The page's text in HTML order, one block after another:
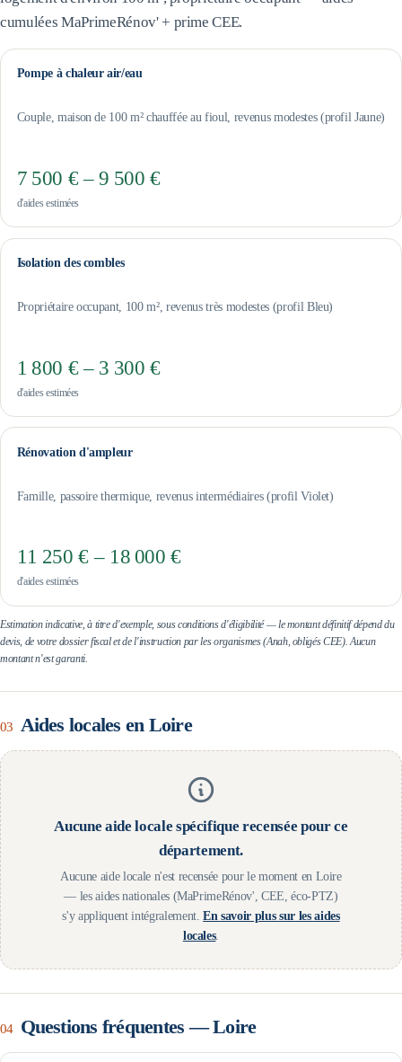
cumulées MaPrimeRénov' + prime CEE.
Pompe à chaleur air/eau
Couple, maison de 100 m² chauffée au fioul, revenus modestes (profil Jaune)
7 500 € – 9 500 €
d'aides estimées
Isolation des combles
Propriétaire occupant, 100 m², revenus très modestes (profil Bleu)
1 800 € – 3 300 €
d'aides estimées
Rénovation d'ampleur
Famille, passoire thermique, revenus intermédiaires (profil Violet)
11 250 € – 18 000 €
d'aides estimées
Estimation indicative, à titre d'exemple, sous conditions d'éligibilité — le montant définitif dépend du
devis, de votre dossier fiscal et de l'instruction par les organismes (Anah, obligés CEE). Aucun
montant n'est garanti.
03 Aides locales en Loire
Aucune aide locale spécifique recensée pour ce
département.
Aucune aide locale n'est recensée pour le moment en Loire
— les aides nationales (MaPrimeRénov', CEE, éco-PTZ)
s'y appliquent intégralement. En savoir plus sur les aides
locales.
04 Questions fréquentes —Loire